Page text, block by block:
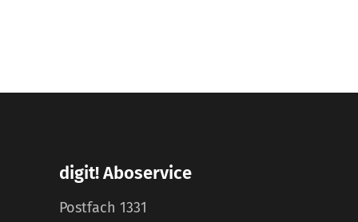
digit! Aboservice
Postfach 1331